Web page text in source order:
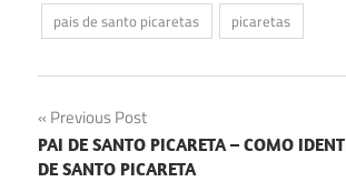
pais de santo picaretas
picaretas
Navegação
de
Previous Post
PAI DE SANTO PICARETA – COMO
DE SANTO PICARETA